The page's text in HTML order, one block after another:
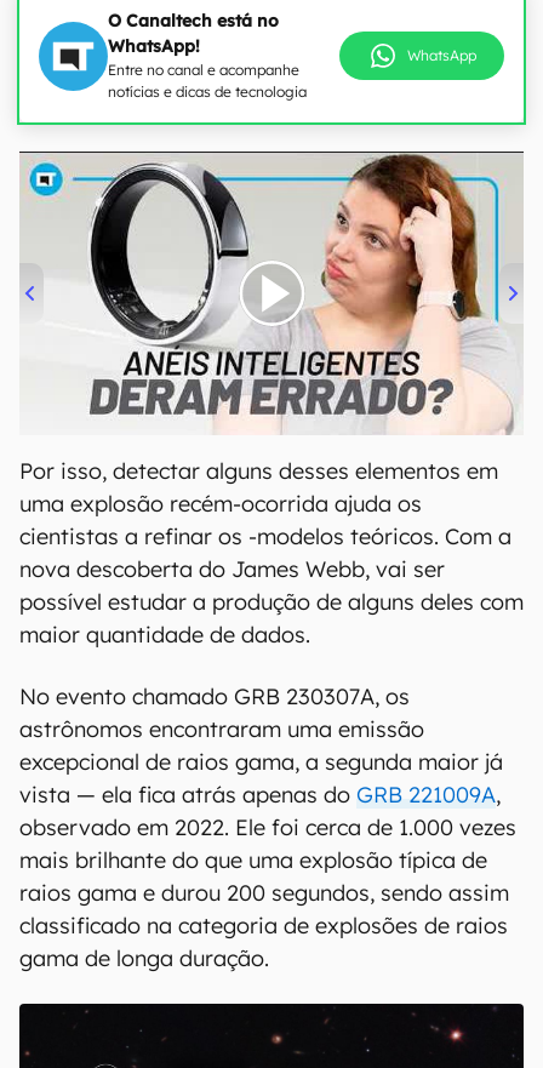
O Canaltech está no
WhatsApp!
Entre no canal e acompanhe
notícias e dicas de tecnologia
WhatsApp
00:00/21:11
Por isso, detectar alguns desses elementos em
uma explosão recém-ocorrida ajuda os
cientistas a refinar os -modelos teóricos. Com a
nova descoberta do James Webb, vai ser
possível estudar a produção de alguns deles com
maior quantidade de dados.
No evento chamado GRB 230307A, os
astrônomos encontraram uma emissão
excepcional de raios gama, a segunda maior já
vista — ela fica atrás apenas do GRB 221009A,
observado em 2022. Ele foi cerca de 1.000 vezes
mais brilhante do que uma explosão típica de
raios gama e durou 200 segundos, sendo assim
classificado na categoria de explosões de raios
gama de longa duração.